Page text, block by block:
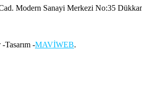
Modern Sanayi Merkezi No:35
Tasarım -MAVİWEB.